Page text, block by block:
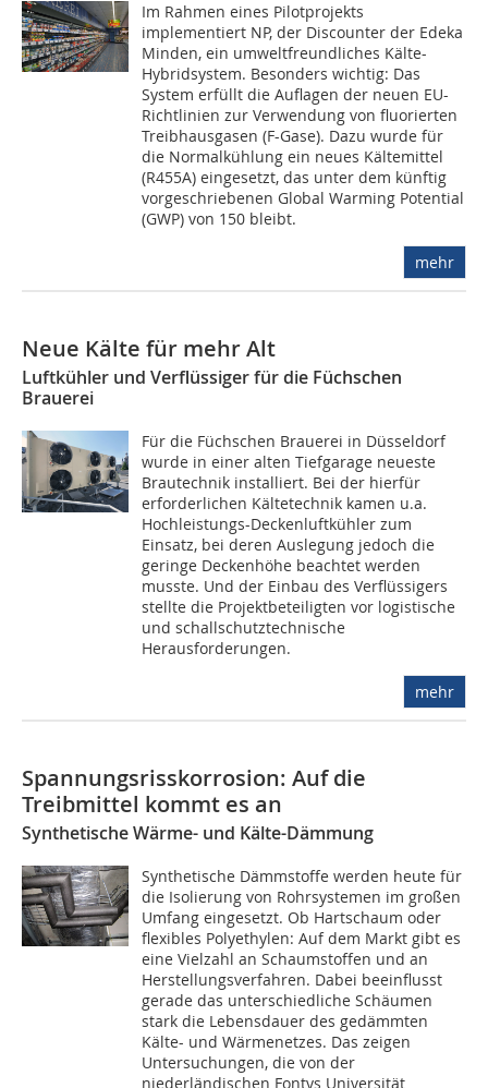
Im Rahmen eines Pilotprojekts
implementiert NP, der Discounter der Edeka
Minden, ein umweltfreundliches Kälte-
Hybridsystem. Besonders wichtig: Das
System erfüllt die Auflagen der neuen EU-
Richtlinien zur Verwendung von fluorierten
Treibhausgasen (F-Gase). Dazu wurde für
die Normalkühlung ein neues Kältemittel
(R455A) eingesetzt, das unter dem künftig
vorgeschriebenen Global Warming Potential
(GWP) von 150 bleibt.
mehr
Neue Kälte für mehr Alt
Luftkühler und Verflüssiger für die Füchschen
Brauerei
Für die Füchschen Brauerei in Düsseldorf
wurde in einer alten Tiefgarage neueste
Brautechnik installiert. Bei der hierfür
erforderlichen Kältetechnik kamen u.a.
Hochleistungs-Deckenluftkühler zum
Einsatz, bei deren Auslegung jedoch die
geringe Deckenhöhe beachtet werden
musste. Und der Einbau des Verflüssigers
stellte die Projektbeteiligten vor logistische
und schallschutztechnische
Herausforderungen.
mehr
Spannungsrisskorrosion: Auf die
Treibmittel kommt es an
Synthetische Wärme- und Kälte-Dämmung
Synthetische Dämmstoffe werden heute für
die Isolierung von Rohrsystemen im großen
Umfang eingesetzt. Ob Hartschaum oder
flexibles Polyethylen: Auf dem Markt gibt es
eine Vielzahl an Schaumstoffen und an
Herstellungsverfahren. Dabei beeinflusst
gerade das unterschiedliche Schäumen
stark die Lebensdauer des gedämmten
Kälte- und Wärmenetzes. Das zeigen
Untersuchungen, die von der
niederländischen Fontys Universität